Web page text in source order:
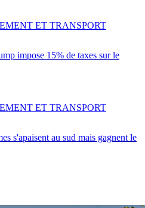
impose 15% de taxes sur le
ET TRANSPORT
s'apaisent au sud mais gagnent le
ET TRANSPORT